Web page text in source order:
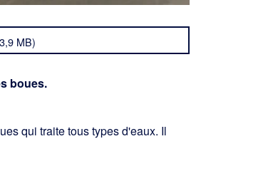
MB)
boues.
qui traite tous types d'eaux. Il